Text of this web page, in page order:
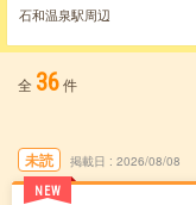
また、甲府駅・小井川駅
だけます。
石和温泉駅周辺
全 36件
未読
NEW
掲載日 2026/08/08